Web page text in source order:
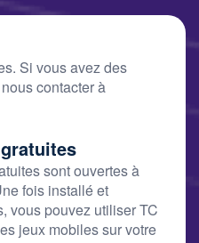
Si vous avez des
contacter à
sont ouvertes à
fois installé et
vous pouvez utiliser TC
jeux mobiles sur votre